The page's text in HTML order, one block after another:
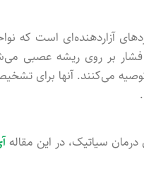
آزاردهنده‌ای است که
بر روی ریشه عصبی می‌شود.
می‌کنند. آنها برای
سیاتیک، در این مقاله